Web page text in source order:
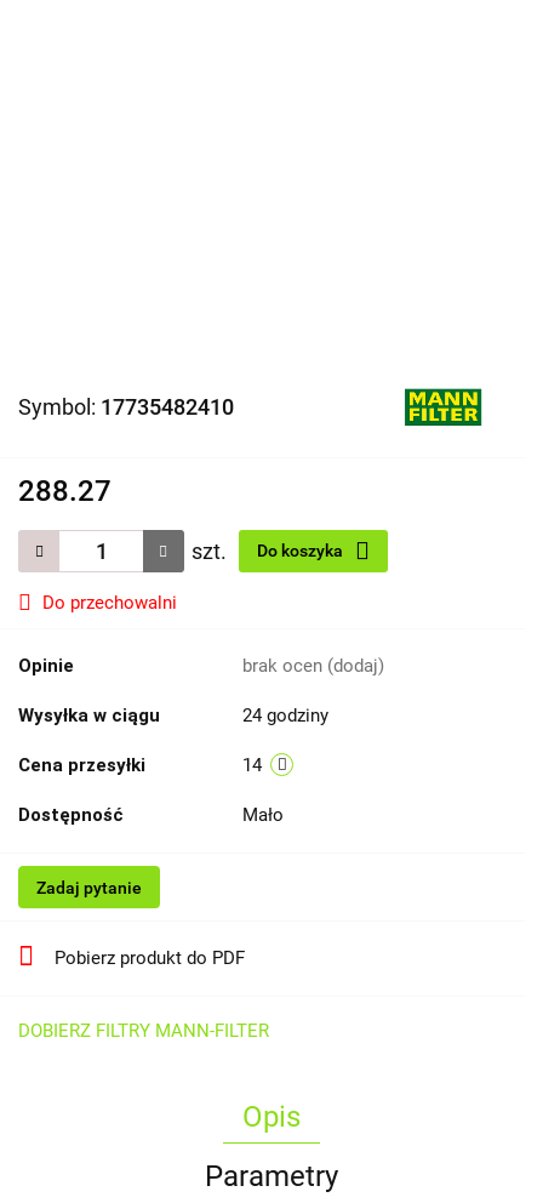
Symbol: 17735482410
288.27
szt. Do koszyka
Do przechowalni
Opinie brak ocen (dodaj)
Wysyłka w ciągu 24 godziny
Cena przesyłki 14
Dostępność Mało
Zadaj pytanie
Pobierz produkt do PDF
DOBIERZ FILTRY MANN-FILTER
Opis
Parametry